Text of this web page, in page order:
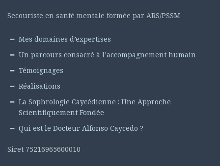
Secouriste en santé mentale formée par ARS/PSSM
Mes domaines d’expertises
Un parcours consacré à l’accompagnement humain
Témoignages
Réalisations
La Sophrologie Caycédienne : Une Approche
Scientifiquement Fondée
Qui est le Docteur Alfonso Caycedo ?
Siret 75216965600010